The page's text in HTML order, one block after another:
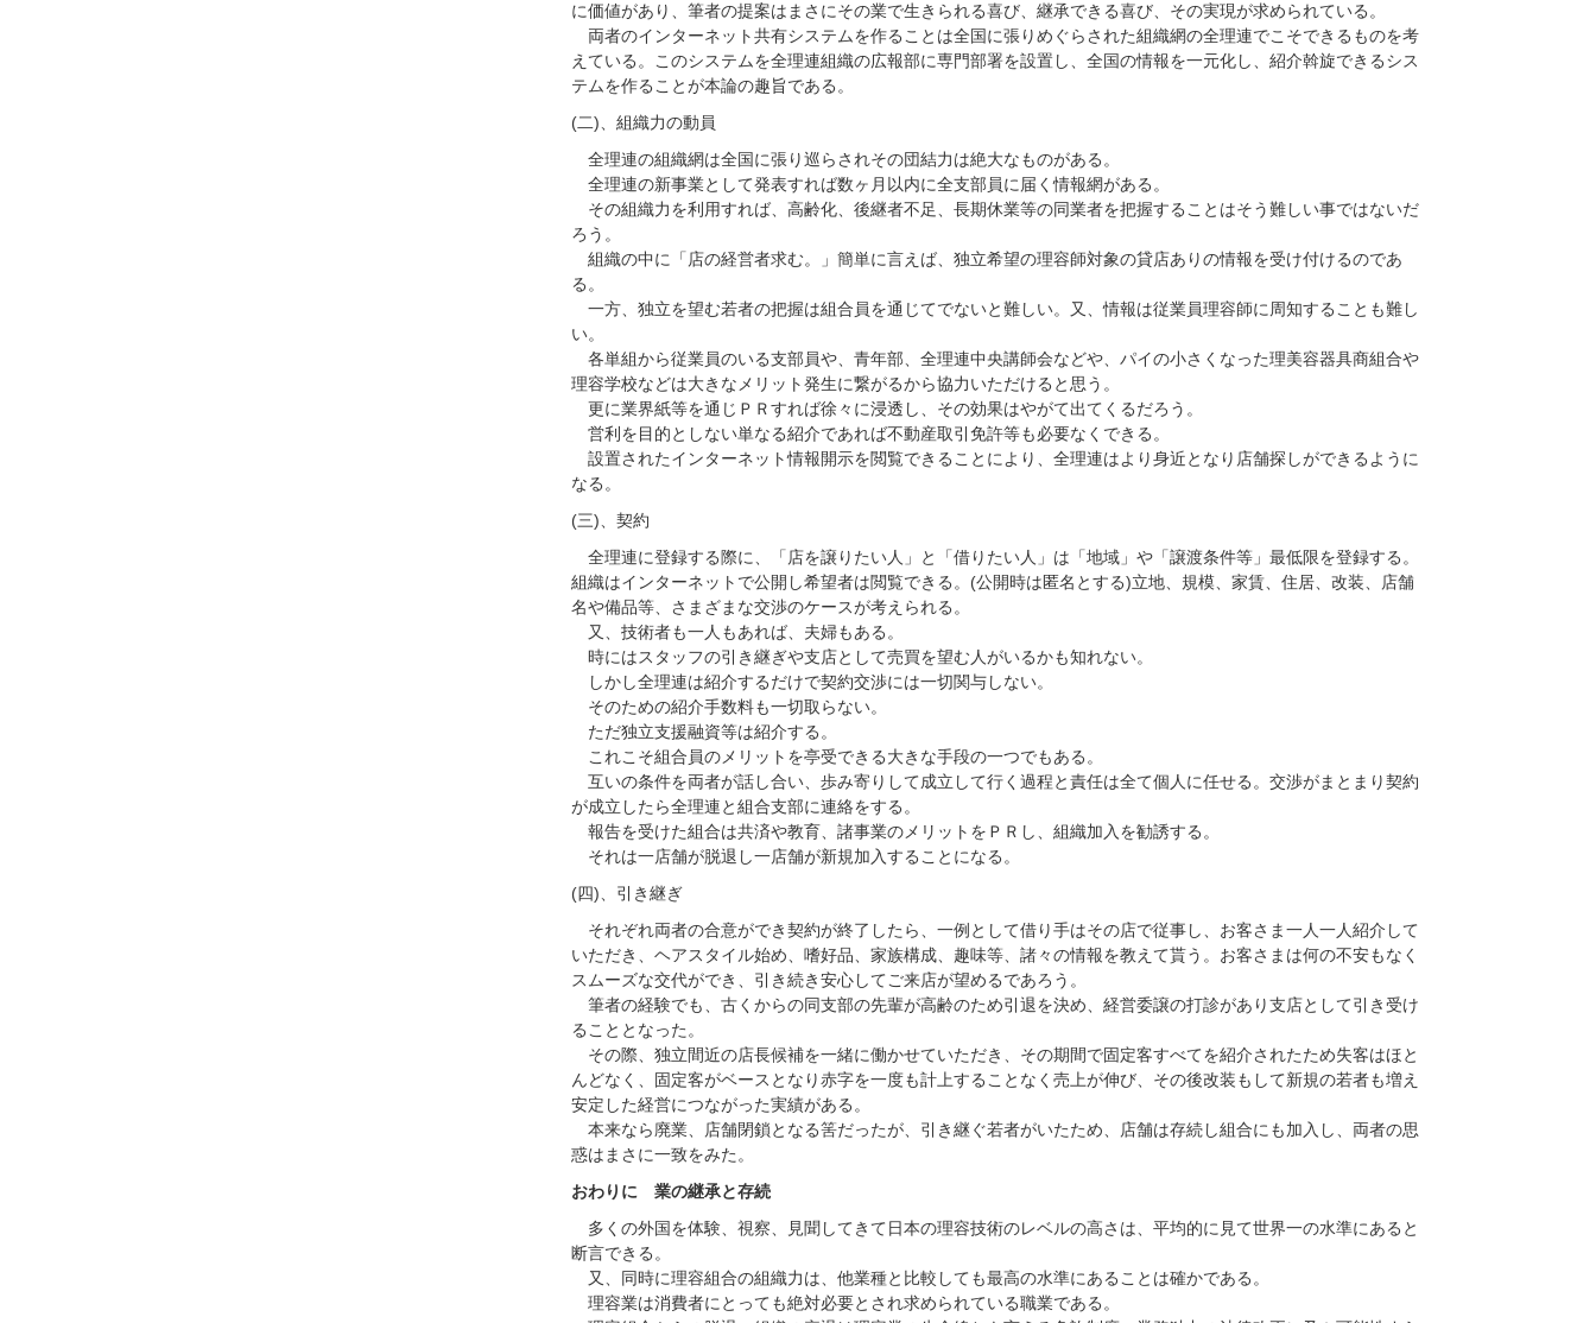
に価値があり、筆者の提案はまさにその業で生きられる喜び、継承できる喜び、その実現が求められている。
両者のインターネット共有システムを作ることは全国に張りめぐらされた組織網の全理連でこそできるものを考
えている。このシステムを全理連組織の広報部に専門部署を設置し、全国の情報を一元化し、紹介斡旋できるシス
テムを作ることが本論の趣旨である。
(二)、組織力の動員
全理連の組織網は全国に張り巡らされその団結力は絶大なものがある。
全理連の新事業として発表すれば数ヶ月以内に全支部員に届く情報網がある。
その組織力を利用すれば、高齢化、後継者不足、長期休業等の同業者を把握することはそう難しい事ではないだ
ろう。
組織の中に「店の経営者求む。」簡単に言えば、独立希望の理容師対象の貸店ありの情報を受け付けるのであ
る。
一方、独立を望む若者の把握は組合員を通じてでないと難しい。又、情報は従業員理容師に周知することも難し
い。
各単組から従業員のいる支部員や、青年部、全理連中央講師会などや、パイの小さくなった理美容器具商組合や
理容学校などは大きなメリット発生に繋がるから協力いただけると思う。
更に業界紙等を通じＰＲすれば徐々に浸透し、その効果はやがて出てくるだろう。
営利を目的としない単なる紹介であれば不動産取引免許等も必要なくできる。
設置されたインターネット情報開示を閲覧できることにより、全理連はより身近となり店舗探しができるように
なる。
(三)、契約
全理連に登録する際に、「店を譲りたい人」と「借りたい人」は「地域」や「譲渡条件等」最低限を登録する。
組織はインターネットで公開し希望者は閲覧できる。(公開時は匿名とする)立地、規模、家賃、住居、改装、店舗
名や備品等、さまざまな交渉のケースが考えられる。
又、技術者も一人もあれば、夫婦もある。
時にはスタッフの引き継ぎや支店として売買を望む人がいるかも知れない。
しかし全理連は紹介するだけで契約交渉には一切関与しない。
そのための紹介手数料も一切取らない。
ただ独立支援融資等は紹介する。
これこそ組合員のメリットを亭受できる大きな手段の一つでもある。
互いの条件を両者が話し合い、歩み寄りして成立して行く過程と責任は全て個人に任せる。交渉がまとまり契約
が成立したら全理連と組合支部に連絡をする。
報告を受けた組合は共済や教育、諸事業のメリットをＰＲし、組織加入を勧誘する。
それは一店舗が脱退し一店舗が新規加入することになる。
(四)、引き継ぎ
それぞれ両者の合意ができ契約が終了したら、一例として借り手はその店で従事し、お客さま一人一人紹介して
いただき、ヘアスタイル始め、嗜好品、家族構成、趣味等、諸々の情報を教えて貰う。お客さまは何の不安もなく
スムーズな交代ができ、引き続き安心してご来店が望めるであろう。
筆者の経験でも、古くからの同支部の先輩が高齢のため引退を決め、経営委譲の打診があり支店として引き受け
ることとなった。
その際、独立間近の店長候補を一緒に働かせていただき、その期間で固定客すべてを紹介されたため失客はほと
んどなく、固定客がベースとなり赤字を一度も計上することなく売上が伸び、その後改装もして新規の若者も増え
安定した経営につながった実績がある。
本来なら廃業、店舗閉鎖となる筈だったが、引き継ぐ若者がいたため、店舗は存続し組合にも加入し、両者の思
惑はまさに一致をみた。
おわりに 業の継承と存続
多くの外国を体験、視察、見聞してきて日本の理容技術のレベルの高さは、平均的に見て世界一の水準にあると
断言できる。
又、同時に理容組合の組織力は、他業種と比較しても最高の水準にあることは確かである。
理容業は消費者にとっても絶対必要とされ求められている職業である。